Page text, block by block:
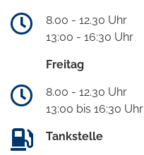
8.00 - 12.30 Uhr
13:00 - 16:30 Uhr
Freitag
8.00 - 12.30 Uhr
13:00 bis 16:30 Uhr
Tankstelle